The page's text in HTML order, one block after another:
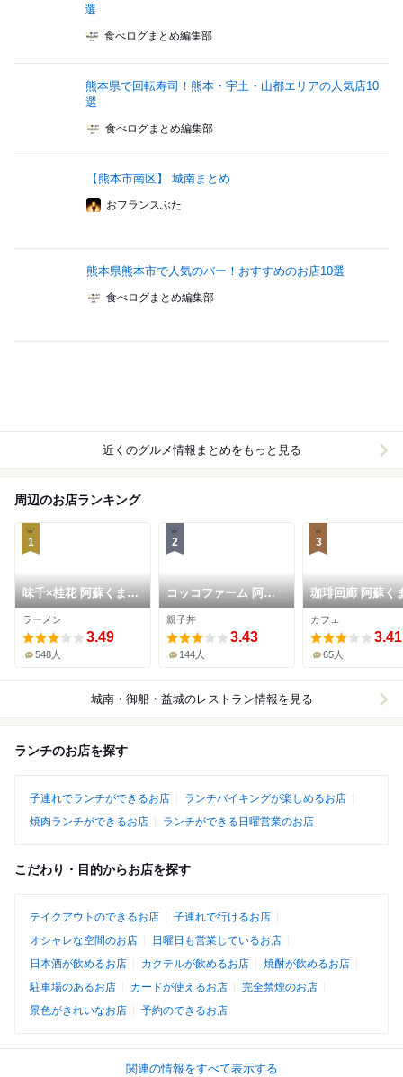
選
食べログまとめ編集部
熊本県で回転寿司！熊本・宇土・山都エリアの人気店10
選
食べログまとめ編集部
【熊本市南区】 城南まとめ
おフランスぶた
熊本県熊本市で人気のバー！おすすめのお店10選
食べログまとめ編集部
近くのグルメ情報まとめをもっと見る
周辺のお店ランキング
1
味千×桂花 阿蘇くまも
と空港店
ラーメン
3.49
548人
2
コッコファーム 阿蘇
くまもと空港店
親子丼
3.43
144人
3
珈琲回廊 阿蘇くまも
と空港店
カフェ
3.41
65人
城南・御船・益城のレストラン情報を見る
ランチのお店を探す
子連れでランチができるお店
ランチバイキングが楽しめるお店
焼肉ランチができるお店
ランチができる日曜営業のお店
こだわり・目的からお店を探す
テイクアウトのできるお店
子連れで行けるお店
オシャレな空間のお店
日曜日も営業しているお店
日本酒が飲めるお店
カクテルが飲めるお店
焼酎が飲めるお店
駐車場のあるお店
カードが使えるお店
完全禁煙のお店
景色がきれいなお店
予約のできるお店
関連の情報をすべて表示する